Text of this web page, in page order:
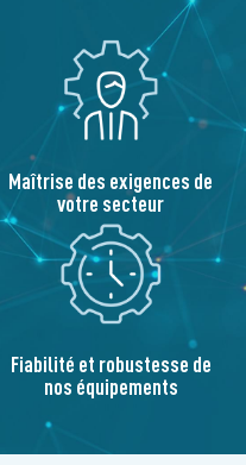
Maîtrise des exigences de
votre secteur
Fiabilité et robustesse de
nos équipements